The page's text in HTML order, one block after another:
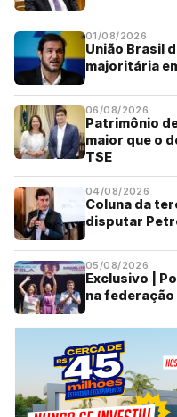
01/08/2026
União Brasil
majoritária
06/08/2026
Patrimônio
maior que o
TSE
04/08/2026
Coluna da
disputar
05/08/2026
Exclusivo |
na federação